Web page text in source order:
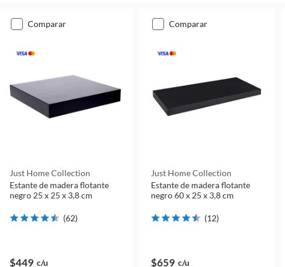
comparar
Just Home Collection
Estante de madera flotante
negro 25 x 25 x 3,8 cm
(62)
$449 c/u
comparar
Just Home Collection
Estante de madera flotante
negro 60 x 25 x 3,8 cm
(12)
$659 c/u